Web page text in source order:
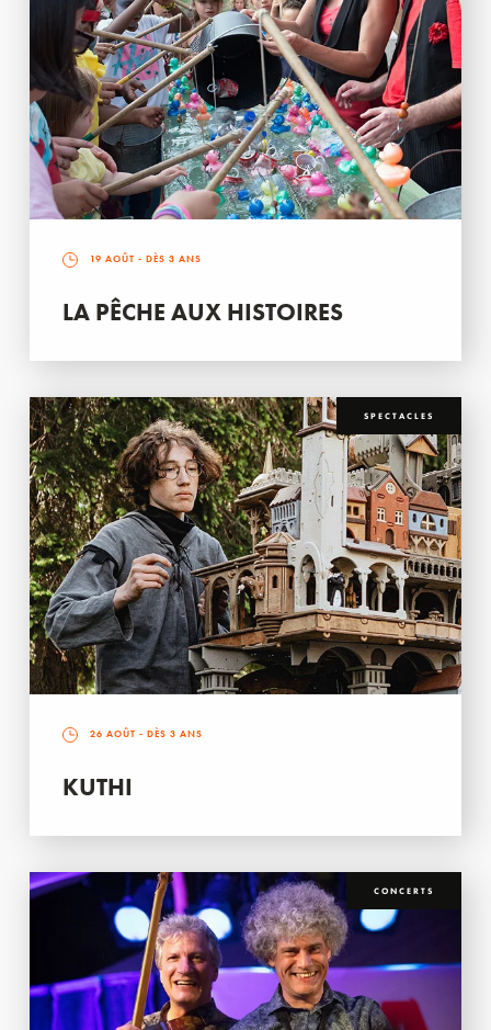
19 AOÛT - DÈS 3 ANS
LA PÊCHE AUX HISTOIRES
SPECTACLES
26 AOÛT - DÈS 3 ANS
KUTHI
CONCERTS